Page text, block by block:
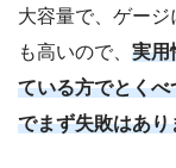
大容量で、ゲー
も高いので、 実用
ている方でとく
でまず失敗はあり